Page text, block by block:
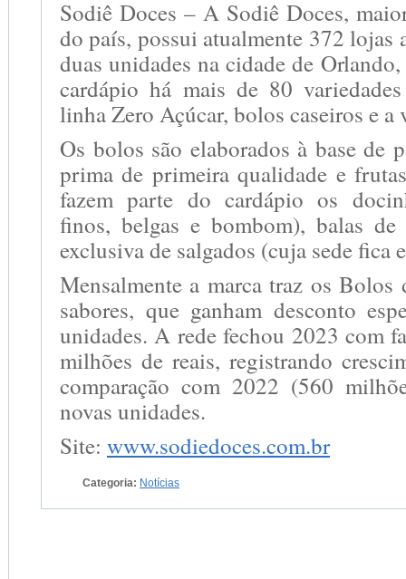
Sodiê Doces – A Sodiê Doces,
do país, possui atualmente 372 lojas
duas unidades na cidade de
cardápio há mais de 80
linha Zero Açúcar, bolos caseiros e a
Os bolos são elaborados à base de
prima de primeira qualidade e
fazem parte do cardápio os
finos, belgas e bombom), balas
exclusiva de salgados (cuja sede fica
Mensalmente a marca traz os
sabores, que ganham desconto
unidades. A rede fechou 2023 com
milhões de reais, registrando
comparação com 2022 (560
novas unidades.
Site: www.sodiedoces.com.br
Categoria: Notícias